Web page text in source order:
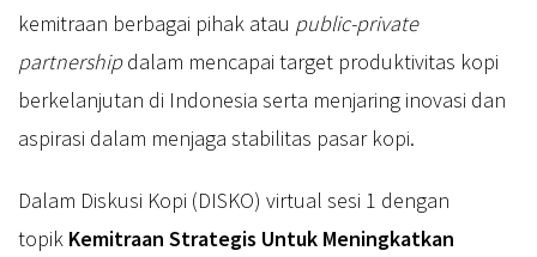
kemitraan berbagai pihak atau public-private
partnershipdalam mencapai target produktivitas kopi
berkelanjutan di Indonesia serta menjaring inovasi dan
aspirasi dalam menjaga stabilitas pasar kopi.
Dalam Diskusi Kopi (DISKO) virtual sesi 1 dengan
topik Kemitraan Strategis Untuk Meningkatkan